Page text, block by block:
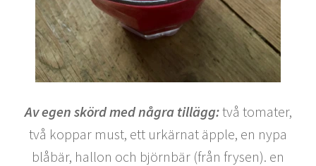
Av egen skörd med några tillägg:två tomater,
två koppar must, ett urkärnat äpple, en nypa
blåbär, hallon och björnbär (från frysen). en